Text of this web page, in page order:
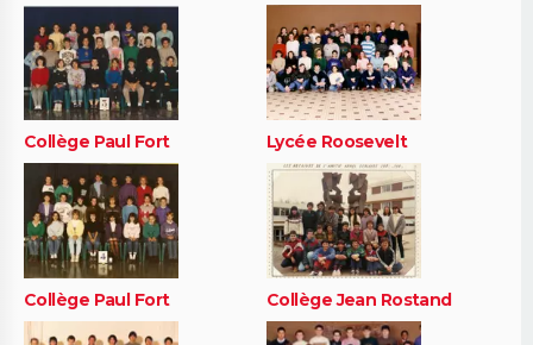
Collège Paul Fort Lycée Roosevelt
Collège Paul Fort Collège Jean Rostand